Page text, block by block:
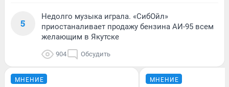
5
Недолго музыка играла. «СибОйл»
приостаналивает продажу бензина АИ-95 всем
желающим в Якутске
904 Обсудить
МНЕНИЕ МНЕНИЕ